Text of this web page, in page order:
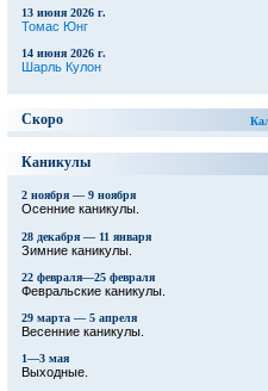
13 июня 2026 г.
Томас Юнг
14 июня 2026 г.
Шарль Кулон
Скоро
Каникулы
2 ноября — 9 ноября
Осенние каникулы.
28 декабря — 11 января
Зимние каникулы.
22 февраля—25 февраля
Февральские каникулы.
29 марта — 5 апреля
Весенние каникулы.
1—3 мая
Выходные.